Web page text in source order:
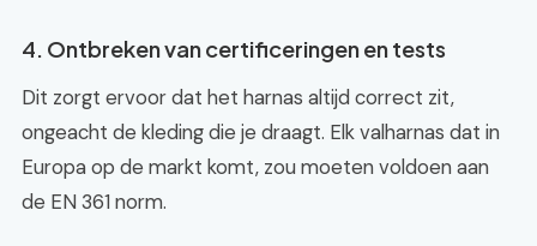
4. Ontbreken van certificeringen en tests
Dit zorgt ervoor dat het harnas altijd correct zit,
ongeacht de kleding die je draagt. Elk valharnas dat in
Europa op de markt komt, zou moeten voldoen aan
de EN 361 norm.